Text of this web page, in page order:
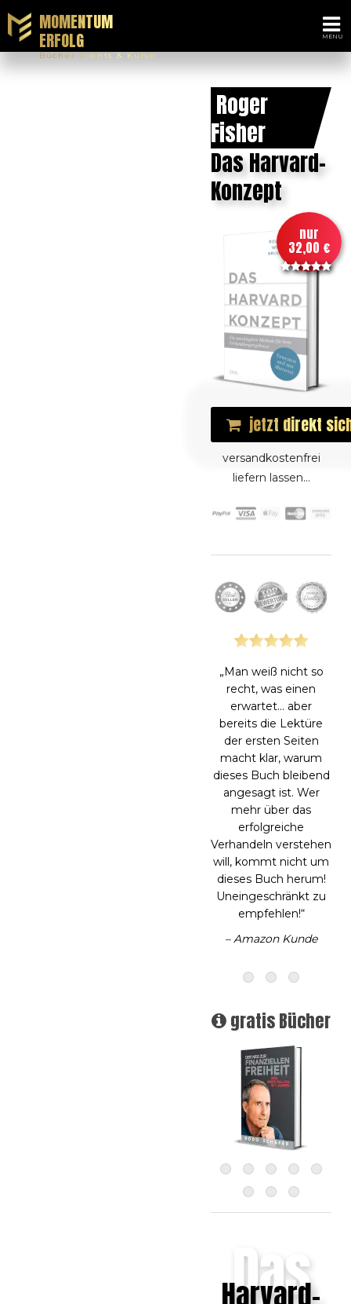
MOMENTUM
ERFOLG
Bücher Events & Kurse
Roger
Fisher
Das Harvard-
Konzept
nur
32,00 €
jetzt direkt
versandkostenfrei
liefern lassen...
„Was für ein
erfrischendes Buch
zur Verbesserung und
zum Aufbau solider
Verhandlungsgrundlagen
für alle Aspekte des
Lebens. Die
Kombination aus
prinzipienbasierten
Grundlagen
ermöglicht es Ihnen,
jeden Auftrag mit
Integrität
anzugehen.“
– Amazon Kunde
gratis Bücher
Das
Harvard-